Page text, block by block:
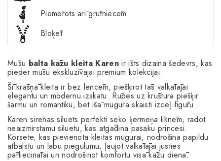
Piemērots arī grūtniecēm
Bloķēt
Mūsu balta kāzu kleita Karenir īsts dizaina šedevrs, kas
pieder mūsu ekskluzīvajai premium kolekcijai.
Šī krāšņā kleita ir bez lencēm, piešķirot tās valkātājai
elegantu un modernu izskatu. Rūpes uz krūštura piešķir
šarmu un romantiku, bet īsā mugura skaisti izceļ figūru.
Karen sirēnas siluets perfekti seko ķermeņa līknēm, radot
neaizmirstamu siluetu, kas atgādina pasaku princesi.
Korsete, kas pievienota kleitas mugurai, nodrošina papildu
atbalstu un labu piegulumu, ļaujot valkātājai justies
pārliecinātai un nodrošinot komfortu visā kāzu dienā.